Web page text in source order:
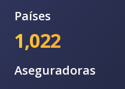
Países
1,022
Aseguradoras